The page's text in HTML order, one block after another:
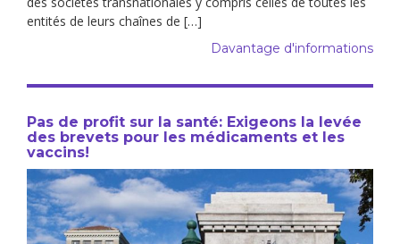
entités de leurs chaînes de […]
Davantage d'informations
Pas de profit sur la santé: Exigeons la levée
des brevets pour les médicaments et les
vaccins!